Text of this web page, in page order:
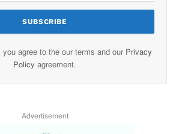
you agree to the our terms and our Privacy
Policy agreement.
Advertisement